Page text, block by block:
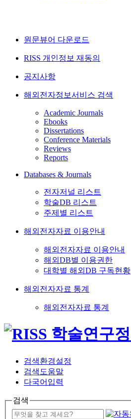
원문뷰어 다운로드
RISS 개인정보 재동의
공지사항
해외전자정보서비스 검색
Academic Journals
Ebooks
Dissertations
Conference Materials
Reviews
Reports
Databases & Journals
전자저널 리스트
학술DB 리스트
주제별 리스트
해외전자자료 이용안내
해외전자자료 이용안내
해외DB별 이용권한
대학별 해외DB 구독현황
해외전자자료 통계
해외전자자료 통계
검색환경설정
검색도움말
다국어입력
검색